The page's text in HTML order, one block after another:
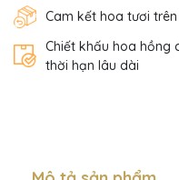
Cam kết hoa tươi
Chiết khấu hoa hồng
thời hạn lâu dài